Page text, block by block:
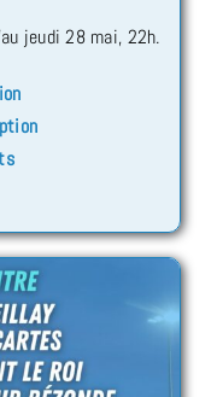
jeudi 28 mai, 22h.